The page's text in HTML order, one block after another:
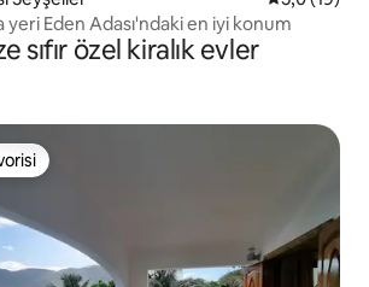
yeri Eden Adası'ndaki en iyi konum
sıfır özel kiralık evler
en beğenilenler arasında